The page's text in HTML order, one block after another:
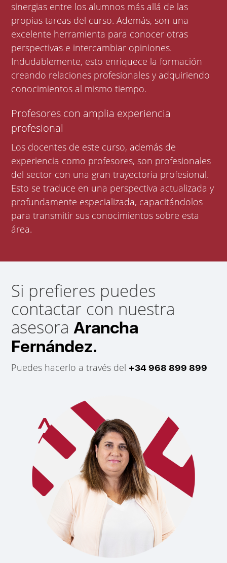
sinergias entre los alumnos más allá de las
propias tareas del curso. Además, son una
excelente herramienta para conocer otras
perspectivas e intercambiar opiniones.
Indudablemente, esto enriquece la formación
creando relaciones profesionales y adquiriendo
conocimientos al mismo tiempo.
Profesores con amplia experiencia
profesional
Los docentes de este curso, además de
experiencia como profesores, son profesionales
del sector con una gran trayectoria profesional.
Esto se traduce en una perspectiva actualizada y
profundamente especializada, capacitándolos
para transmitir sus conocimientos sobre esta
área.
Si prefieres puedes
contactar con nuestra
asesoraArancha
Fernández.
Puedes hacerlo a través del +34 968 899 899